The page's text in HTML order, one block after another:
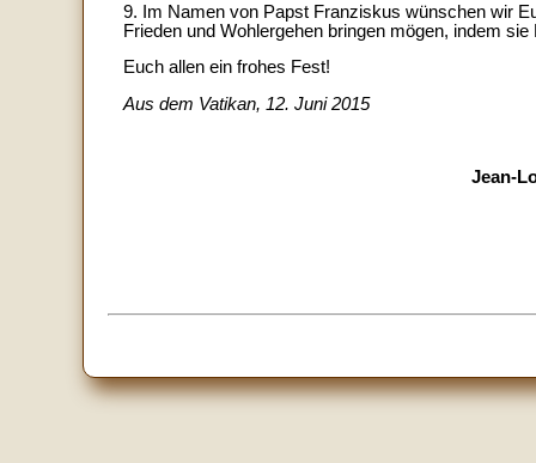
9. Im Namen von Papst Franziskus wünschen wir
Frieden und Wohlergehen bringen mögen, indem
Euch allen ein frohes Fest!
Aus dem Vatikan, 12. Juni 2015
Jean-